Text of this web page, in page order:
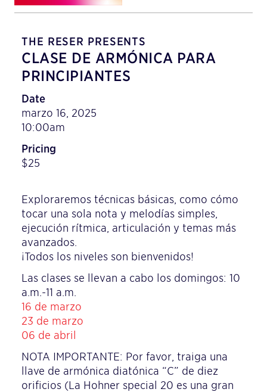
THE RESER PRESENTS
CLASE DE ARMÓNICA PARA
PRINCIPIANTES
Date
marzo 16, 2025
10:00am
Pricing
$25
Exploraremos técnicas básicas, como cómo
tocar una sola nota y melodías simples,
ejecución rítmica, articulación y temas más
avanzados.
¡Todos los niveles son bienvenidos!
Las clases se llevan a cabo los domingos: 10
a.m.-11 a.m.
16 de marzo
23 de marzo
06 de abril
NOTA IMPORTANTE: Por favor, traiga una
llave de armónica diatónica “C” de diez
orificios (La Hohner special 20 es una gran